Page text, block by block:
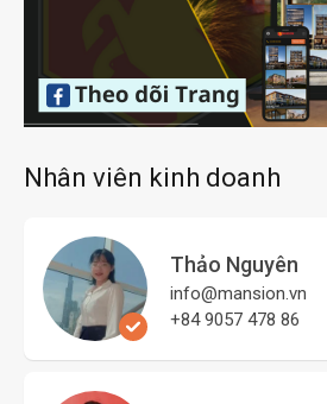
Nhân viên kinh doanh
Thảo Nguyên
info@mansion.vn
+84 9057 478 86